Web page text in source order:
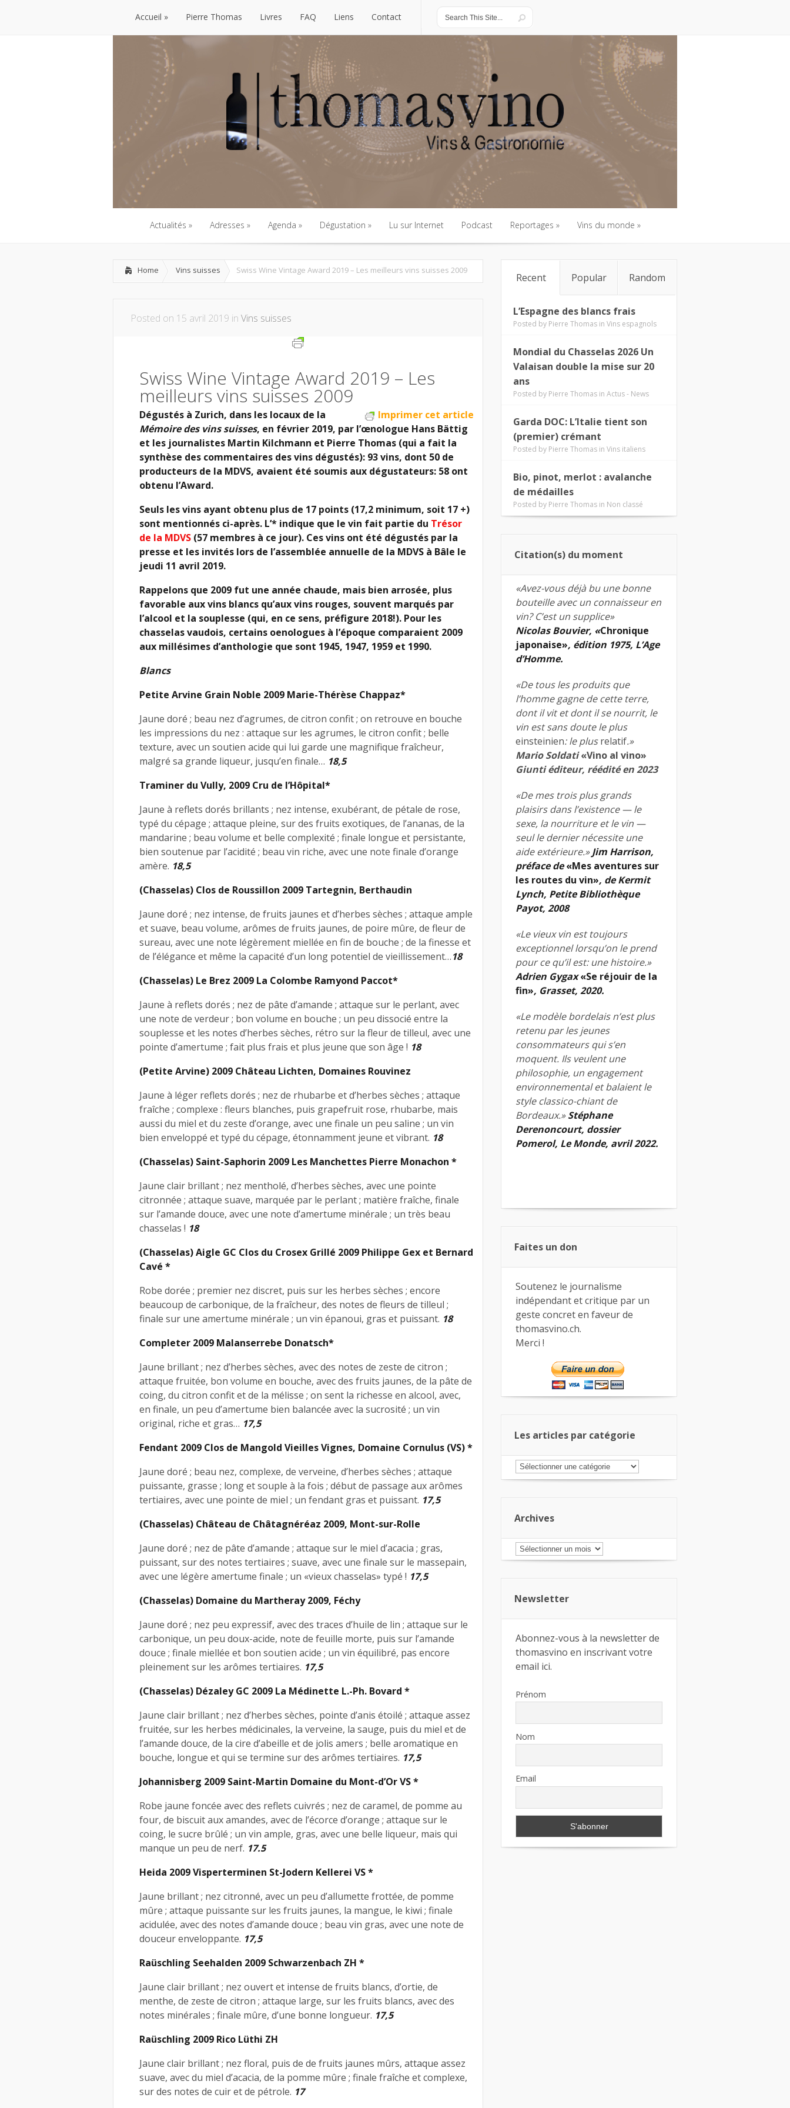
Accueil
Accueil
Pierre Thomas Livres FAQ Liens Contact
Actualités
Actualités
Adresses
Adresses
Agenda
Agenda
Dégustation
Dégustation
Lu sur Internet
Lu sur Internet
Podcast
Podcast
Reportages
Reportages
Vins du monde
Vins du monde
Home Vins suisses Swiss Wine Vintage Award 2019 – Les meilleurs vins suisses 2009
Posted on 15 avril 2019 in Vins suisses
Swiss Wine Vintage Award 2019 – Les
meilleurs vins suisses 2009
Imprimer cet article
Dégustés à Zurich, dans les locaux de la
Mémoire des vins suisses, en février 2019, par l’œnologue Hans Bättig
et les journalistes Martin Kilchmann et Pierre Thomas (qui a fait la
synthèse des commentaires des vins dégustés): 93 vins, dont 50 de
producteurs de la MDVS, avaient été soumis aux dégustateurs: 58 ont
obtenu l’Award.
Seuls les vins ayant obtenu plus de 17 points (17,2 minimum, soit 17 +)
sont mentionnés ci-après. L’* indique que le vin fait partie du Trésor
de la MDVS (57 membres à ce jour). Ces vins ont été dégustés par la
presse et les invités lors de l’assemblée annuelle de la MDVS à Bâle le
jeudi 11 avril 2019.
Rappelons que 2009 fut une année chaude, mais bien arrosée, plus
favorable aux vins blancs qu’aux vins rouges, souvent marqués par
l’alcool et la souplesse (qui, en ce sens, préfigure 2018!). Pour les
chasselas vaudois, certains oenologues à l’époque comparaient 2009
aux millésimes d’anthologie que sont 1945, 1947, 1959 et 1990.
Blancs
Petite Arvine Grain Noble 2009 Marie-Thérèse Chappaz*
Jaune doré ; beau nez d’agrumes, de citron confit ; on retrouve en bouche
les impressions du nez : attaque sur les agrumes, le citron confit ; belle
texture, avec un soutien acide qui lui garde une magnifique fraîcheur,
malgré sa grande liqueur, jusqu’en finale… 18,5
Traminer du Vully, 2009 Cru de l’Hôpital*
Jaune à reflets dorés brillants ; nez intense, exubérant, de pétale de rose,
typé du cépage ; attaque pleine, sur des fruits exotiques, de l’ananas, de la
mandarine ; beau volume et belle complexité ; finale longue et persistante,
bien soutenue par l’acidité ; beau vin riche, avec une note finale d’orange
amère. 18,5
(Chasselas) Clos de Roussillon 2009 Tartegnin, Berthaudin
Jaune doré ; nez intense, de fruits jaunes et d’herbes sèches ; attaque ample
et suave, beau volume, arômes de fruits jaunes, de poire mûre, de fleur de
sureau, avec une note légèrement miellée en fin de bouche ; de la finesse et
de l’élégance et même la capacité d’un long potentiel de vieillissement…18
(Chasselas) Le Brez 2009 La Colombe Ramyond Paccot*
Jaune à reflets dorés ; nez de pâte d’amande ; attaque sur le perlant, avec
une note de verdeur ; bon volume en bouche ; un peu dissocié entre la
souplesse et les notes d’herbes sèches, rétro sur la fleur de tilleul, avec une
pointe d’amertume ; fait plus frais et plus jeune que son âge ! 18
(Petite Arvine) 2009 Château Lichten, Domaines Rouvinez
Jaune à léger reflets dorés ; nez de rhubarbe et d’herbes sèches ; attaque
fraîche ; complexe : fleurs blanches, puis grapefruit rose, rhubarbe, mais
aussi du miel et du zeste d’orange, avec une finale un peu saline ; un vin
bien enveloppé et typé du cépage, étonnamment jeune et vibrant. 18
(Chasselas) Saint-Saphorin 2009 Les Manchettes Pierre Monachon *
Jaune clair brillant ; nez mentholé, d’herbes sèches, avec une pointe
citronnée ; attaque suave, marquée par le perlant ; matière fraîche, finale
sur l’amande douce, avec une note d’amertume minérale ; un très beau
chasselas ! 18
(Chasselas) Aigle GC Clos du Crosex Grillé 2009 Philippe Gex et Bernard
Cavé *
Robe dorée ; premier nez discret, puis sur les herbes sèches ; encore
beaucoup de carbonique, de la fraîcheur, des notes de fleurs de tilleul ;
finale sur une amertume minérale ; un vin épanoui, gras et puissant. 18
Completer 2009 Malanserrebe Donatsch*
Jaune brillant ; nez d’herbes sèches, avec des notes de zeste de citron ;
attaque fruitée, bon volume en bouche, avec des fruits jaunes, de la pâte de
coing, du citron confit et de la mélisse ; on sent la richesse en alcool, avec,
en finale, un peu d’amertume bien balancée avec la sucrosité ; un vin
original, riche et gras… 17,5
Fendant 2009 Clos de Mangold Vieilles Vignes, Domaine Cornulus (VS) *
Jaune doré ; beau nez, complexe, de verveine, d’herbes sèches ; attaque
puissante, grasse ; long et souple à la fois ; début de passage aux arômes
tertiaires, avec une pointe de miel ; un fendant gras et puissant. 17,5
(Chasselas) Château de Châtagnéréaz 2009, Mont-sur-Rolle
Jaune doré ; nez de pâte d’amande ; attaque sur le miel d’acacia ; gras,
puissant, sur des notes tertiaires ; suave, avec une finale sur le massepain,
avec une légère amertume finale ; un «vieux chasselas» typé ! 17,5
(Chasselas) Domaine du Martheray 2009, Féchy
Jaune doré ; nez peu expressif, avec des traces d’huile de lin ; attaque sur le
carbonique, un peu doux-acide, note de feuille morte, puis sur l’amande
douce ; finale miellée et bon soutien acide ; un vin équilibré, pas encore
pleinement sur les arômes tertiaires. 17,5
(Chasselas) Dézaley GC 2009 La Médinette L.-Ph. Bovard *
Jaune clair brillant ; nez d’herbes sèches, pointe d’anis étoilé ; attaque assez
fruitée, sur les herbes médicinales, la verveine, la sauge, puis du miel et de
l’amande douce, de la cire d’abeille et de jolis amers ; belle aromatique en
bouche, longue et qui se termine sur des arômes tertiaires. 17,5
Johannisberg 2009 Saint-Martin Domaine du Mont-d’Or VS *
Robe jaune foncée avec des reflets cuivrés ; nez de caramel, de pomme au
four, de biscuit aux amandes, avec de l’écorce d’orange ; attaque sur le
coing, le sucre brûlé ; un vin ample, gras, avec une belle liqueur, mais qui
manque un peu de nerf. 17.5
Heida 2009 Visperterminen St-Jodern Kellerei VS *
Jaune brillant ; nez citronné, avec un peu d’allumette frottée, de pomme
mûre ; attaque puissante sur les fruits jaunes, la mangue, le kiwi ; finale
acidulée, avec des notes d’amande douce ; beau vin gras, avec une note de
douceur enveloppante. 17,5
Raüschling Seehalden 2009 Schwarzenbach ZH *
Jaune clair brillant ; nez ouvert et intense de fruits blancs, d’ortie, de
menthe, de zeste de citron ; attaque large, sur les fruits blancs, avec des
notes minérales ; finale mûre, d’une bonne longueur. 17,5
Raüschling 2009 Rico Lüthi ZH
Jaune clair brillant ; nez floral, puis de de fruits jaunes mûrs, attaque assez
suave, avec du miel d’acacia, de la pomme mûre ; finale fraîche et complexe,
sur des notes de cuir et de pétrole. 17
Recent Popular Random
L’Espagne des blancs frais
Posted by Pierre Thomas in Vins espagnols
Mondial du Chasselas 2026 Un
Valaisan double la mise sur 20
ans
Posted by Pierre Thomas in Actus - News
Garda DOC: L’Italie tient son
(premier) crémant
Posted by Pierre Thomas in Vins italiens
Bio, pinot, merlot : avalanche
de médailles
Posted by Pierre Thomas in Non classé
Citation(s) du moment
«Avez-vous déjà bu une bonne
bouteille avec un connaisseur en
vin? C’est un supplice»
Nicolas Bouvier, «Chronique
japonaise», édition 1975, L’Age
d’Homme.
«De tous les produits que
l’homme gagne de cette terre,
dont il vit et dont il se nourrit, le
vin est sans doute le plus
einsteinien: le plusrelatif.»
Mario Soldati«Vino al vino»
Giunti éditeur, réédité en 2023
«De mes trois plus grands
plaisirs dans l’existence — le
sexe, la nourriture et le vin —
seul le dernier nécessite une
aide extérieure.»Jim Harrison,
préface de«Mes aventures sur
les routes du vin», de Kermit
Lynch, Petite Bibliothèque
Payot, 2008
«Le vieux vin est toujours
exceptionnel lorsqu’on le prend
pour ce qu’il est: une histoire.»
Adrien Gygax«Se réjouir de la
fin», Grasset, 2020.
«Le modèle bordelais n’est plus
retenu par les jeunes
consommateurs qui s’en
moquent. Ils veulent une
philosophie, un engagement
environnemental et balaient le
style classico-chiant de
Bordeaux.»Stéphane
Derenoncourt, dossier
Pomerol, Le Monde, avril 2022.
Faites un don
Soutenez le journalisme
indépendant et critique par un
geste concret en faveur de
thomasvino.ch.
Merci !
Les articles par catégorie
Les
articles
Archives
Archives
Newsletter
Abonnez-vous à la newsletter de
thomasvino en inscrivant votre
email ici.
Prénom
Nom
Email